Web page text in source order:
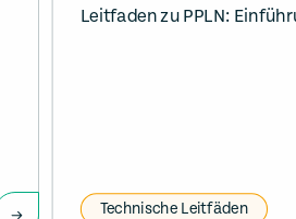
Leitfaden zu PPLN:
Technische Leitfäden